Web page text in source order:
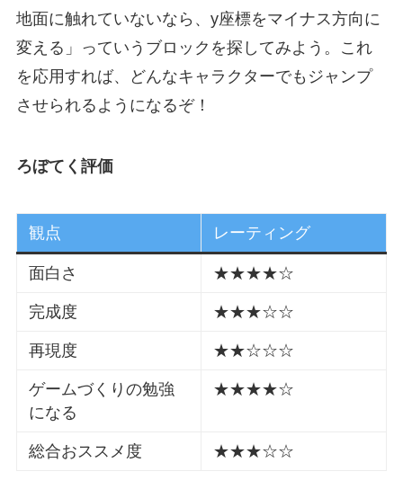
地面に触れていないなら、y座標をマイナス方向に
変える」っていうブロックを探してみよう。これ
を応用すれば、どんなキャラクターでもジャンプ
させられるようになるぞ！
ろぼてく評価
観点 レーティング
面白さ ★★★★☆
完成度 ★★★☆☆
再現度 ★★☆☆☆
ゲームづくりの勉強
になる
★★★★☆
総合おススメ度 ★★★☆☆